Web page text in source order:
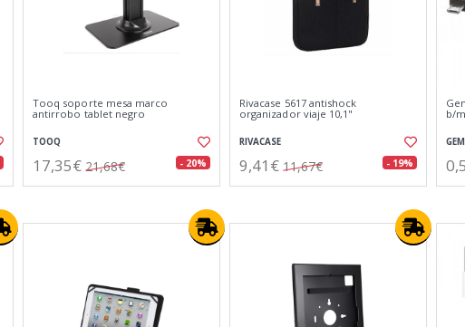
Tooq soporte mesa marco
antirrobo tablet negro
TOOQ
17,35€ 21,68€ - 20%
Rivacase 5617 antishock
organizador viaje 10,1"
RIVACASE
9,41€ 11,67€ - 19%
b/